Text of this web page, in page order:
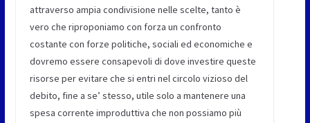
attraverso ampia condivisione nelle scelte, tanto è
vero che riproponiamo con forza un confronto
costante con forze politiche, sociali ed economiche e
dovremo essere consapevoli di dove investire queste
risorse per evitare che si entri nel circolo vizioso del
debito, fine a se’ stesso, utile solo a mantenere una
spesa corrente improduttiva che non possiamo più